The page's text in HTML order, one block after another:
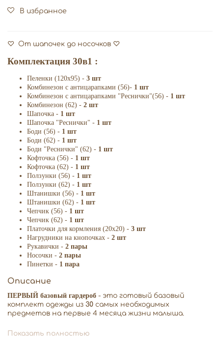
В избранное
♡ От шапочек до носочков ♡
Комплектация 30в1 :
Пеленки (120х95) - 3 шт
Комбинезон с антицарапками (56)- 1 шт
Комбинезон с антицарапками "Реснички"(56) - 1 шт
Комбинезон (62) - 2 шт
Шапочка - 1 шт
Шапочка "Реснички" - 1 шт
Боди (56) - 1 шт
Боди (62) - 1 шт
Боди "Реснички" (62) - 1 шт
Кофточка (56) - 1 шт
Кофточка (62) - 1 шт
Ползунки (56) - 1 шт
Ползунки (62) - 1 шт
Штанишки (56) - 1 шт
Штанишки (62) - 1 шт
Чепчик (56) - 1 шт
Чепчик (62) - 1 шт
Платочки для кормления (20х20) - 3 шт
Нагрудники на кнопочках - 2 шт
Рукавички - 2 пары
Носочки - 2 пары
Пинетки - 1 пара
Описание
ПЕРВЫЙ базовый гардероб - это готовый базовый
комплект одежды из 30 самых необходимых
предметов на первые 4 месяца жизни малыша.
Без внутренних швов.
Показать полностью